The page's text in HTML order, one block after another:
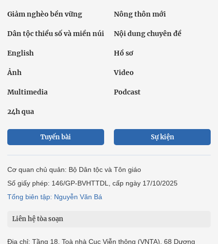
Giảm nghèo bền vững Nông thôn mới
Dân tộc thiểu số và miền núi Nội dung chuyên đề
English Hồ sơ
Ảnh Video
Multimedia Podcast
24h qua
Tuyến bài Sự kiện
Cơ quan chủ quản: Bộ Dân tộc và Tôn giáo
Số giấy phép: 146/GP-BVHTTDL, cấp ngày 17/10/2025
Tổng biên tập: Nguyễn Văn Bá
Liên hệ tòa soạn
Địa chỉ: Tầng 18, Toà nhà Cục Viễn thông (VNTA), 68 Dương